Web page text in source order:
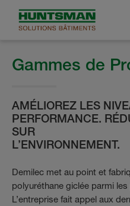
Gammes de
AMÉLIOREZ LES
PERFORMANCE.
SUR
L’ENVIRONNEMENT.
Demilec met au point et
polyuréthane giclée parmi
L’entreprise fait appel aux